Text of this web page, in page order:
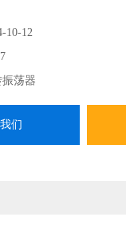
10-12
荡器
们